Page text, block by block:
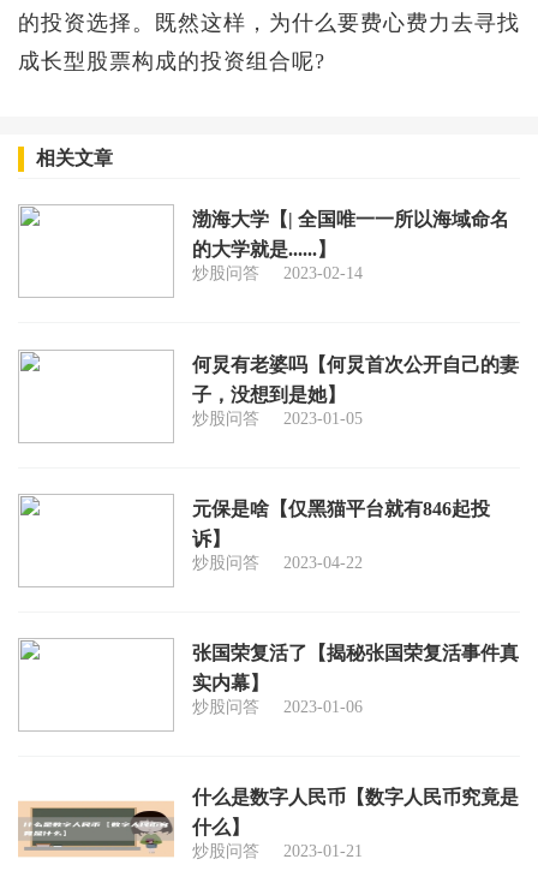
的投资选择。既然这样，为什么要费心费力去寻找
成长型股票构成的投资组合呢?
相关文章
渤海大学【| 全国唯一一所以海域命名
的大学就是......】
炒股问答 2023-02-14
何炅有老婆吗【何炅首次公开自己的妻
子，没想到是她】
炒股问答 2023-01-05
元保是啥【仅黑猫平台就有846起投
诉】
炒股问答 2023-04-22
张国荣复活了【揭秘张国荣复活事件真
实内幕】
炒股问答 2023-01-06
什么是数字人民币【数字人民币究竟是
什么】
炒股问答 2023-01-21